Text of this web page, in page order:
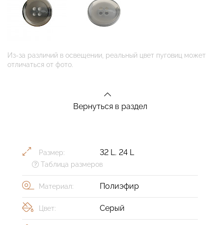
Из-за различий в освещении, реальный цвет пуговиц может
отличаться от фото.
Вернуться в раздел
Размер: 32 L, 24 L
Таблица размеров
Материал: Полиэфир
Цвет: Серый